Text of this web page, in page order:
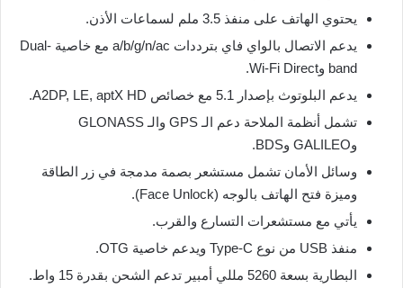
يحتوي الهاتف على منفذ 3.5 ملم لسماعات الأذن.
يدعم الاتصال بالواي فاي بترددات a/b/g/n/ac مع خاصية Dual-
band وWi-Fi Direct.
يدعم البلوتوث بإصدار 5.1 مع خصائص A2DP, LE, aptX HD.
تشمل أنظمة الملاحة دعم الـ GPS والـ GLONASS
وGALILEO وBDS.
وسائل الأمان تشمل مستشعر بصمة مدمجة في زر الطاقة
وميزة فتح الهاتف بالوجه (Face Unlock).
يأتي مع مستشعرات التسارع والقرب.
منفذ USB من نوع Type-C ويدعم خاصية OTG.
البطارية بسعة 5260 مللي أمبير تدعم الشحن بقدرة 15 واط.